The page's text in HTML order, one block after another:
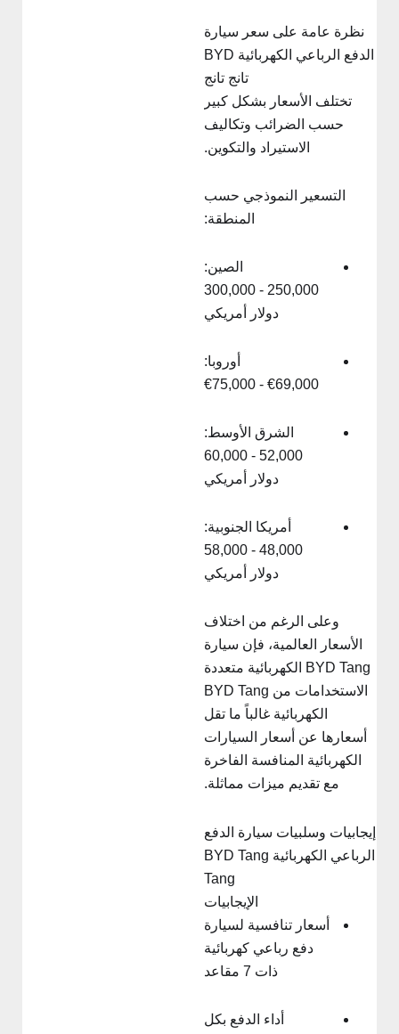
نظرة عامة على سعر سيارة
الدفع الرباعي الكهربائية BYD
تانج تانج
تختلف الأسعار بشكل كبير
حسب الضرائب وتكاليف
الاستيراد والتكوين.
التسعير النموذجي حسب
المنطقة:
الصين:
250,000 - 300,000
دولار أمريكي
أوروبا:
€69,000 - €75,000
الشرق الأوسط:
52,000 - 60,000
دولار أمريكي
أمريكا الجنوبية:
48,000 - 58,000
دولار أمريكي
وعلى الرغم من اختلاف
الأسعار العالمية، فإن سيارة
BYD Tang الكهربائية متعددة
الاستخدامات من BYD Tang
الكهربائية غالباً ما تقل
أسعارها عن أسعار السيارات
الكهربائية المنافسة الفاخرة
مع تقديم ميزات مماثلة.
وسلبيات سيارة الدفع
الرباعي الكهربائية BYD Tang
Tang
الإيجابيات
أسعار تنافسية لسيارة
دفع رباعي كهربائية
ذات 7 مقاعد
أداء الدفع بكل